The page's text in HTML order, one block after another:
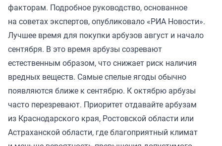
факторам. Подробное руководство, основанное
на советах экспертов,опубликовало «РИА Новости».
Лучшее время для покупки арбузов август и начало
сентября. В это время арбузы созревают
естественным образом, что снижает риск наличия
вредных веществ. Самые спелые ягоды обычно
появляются ближе к сентябрю. К октябрю арбузы
часто перезревают. Приоритет отдавайте арбузам
из Краснодарского края, Ростовской области или
Астраханской области, где благоприятный климат